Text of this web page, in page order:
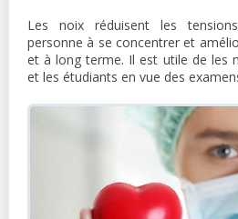
Les noix réduisent les
personne à se concentrer et
et à long terme. Il est utile de les
et les étudiants en vue des